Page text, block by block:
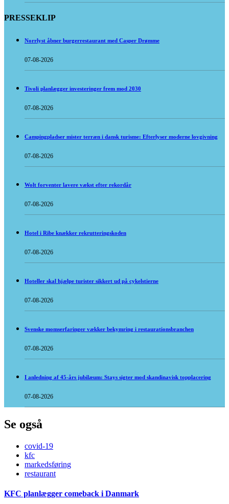
PRESSEKLIP
Norrlyst åbner burgerrestaurant med Casper Drømme
07-08-2026
Tivoli planlægger investeringer frem mod 2030
07-08-2026
Campingpladser mister terræn i dansk turisme: Efterlyser moderne lovgivning
07-08-2026
Wolt forventer lavere vækst efter rekordår
07-08-2026
Hotel i Ribe knækker rekrutteringskoden
07-08-2026
Hoteller skal hjælpe turister sikkert ud på cykelstierne
07-08-2026
Svenske momserfaringer vækker bekymring i restaurationsbranchen
07-08-2026
I anledning af 45-års jubilæum: Stays sigter mod skandinavisk topplacering
07-08-2026
Se også
covid-19
kfc
markedsføring
restaurant
KFC planlægger comeback i Danmark